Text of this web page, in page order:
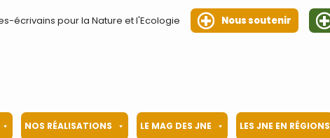
écrivains pour la Nature et l'Ecologie Nous soutenir
NOS RÉALISATIONS LE MAG DES JNE LES JNE EN RÉGIONS